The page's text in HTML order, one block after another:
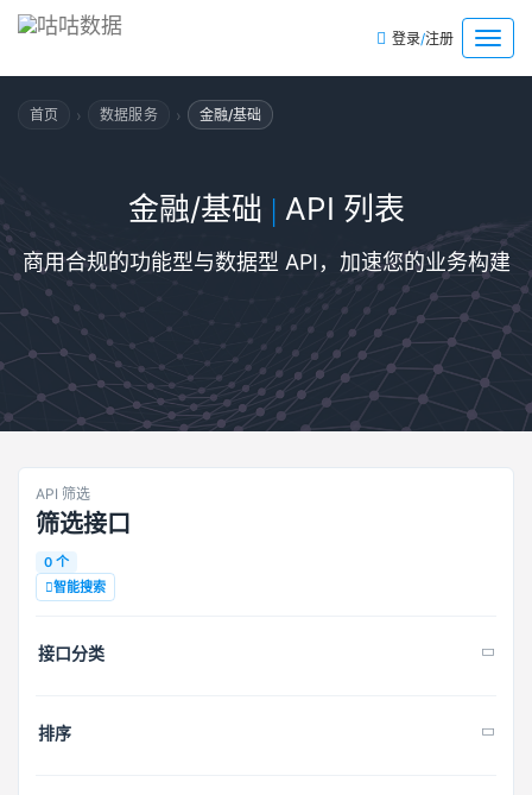
菜
单
登录/注册
首页 › 数据服务 › 金融/基础
金融/基础 | API 列表
商用合规的功能型与数据型 API，加速您的业务构建
API 筛选
筛选接口
0 个
智能搜索
接口分类
排序